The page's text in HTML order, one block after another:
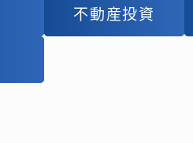
不動産投資
不動産投資